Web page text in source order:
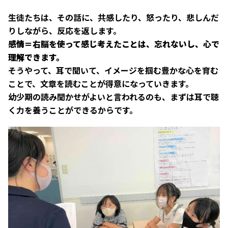
生徒たちは、その話に、共感したり、怒ったり、悲しんだ
りしながら、反応を返します。
感情＝右脳を使って感じ考えたことは、忘れないし、心で
理解できます。
そうやって、耳で聞いて、イメージを掴む豊かな心を育む
ことで、文章を読むことが得意になっていきます。
幼少期の読み聞かせがよいと言われるのも、まずは耳で聴
く力を養うことができるからです。